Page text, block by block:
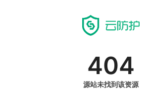
404
源站未找到该资源